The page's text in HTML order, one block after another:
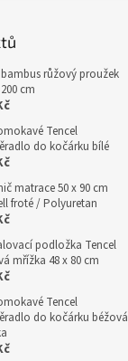
růžový proužek
cm
Tencel
do kočárku bílé
matrace 50 x 90 cm
froté / Polyuretan
podložka Tencel
mřížka 48 x 80 cm
Tencel
do kočárku béžová